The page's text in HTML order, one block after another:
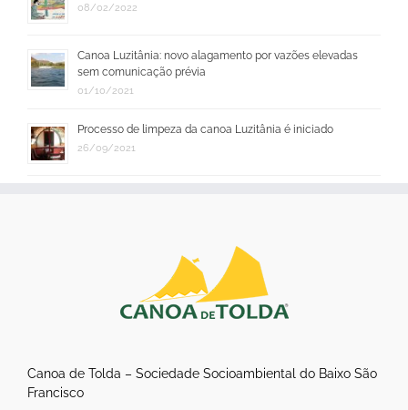
08/02/2022
Canoa Luzitânia: novo alagamento por vazões elevadas
sem comunicação prévia
01/10/2021
Processo de limpeza da canoa Luzitânia é iniciado
26/09/2021
Canoa de Tolda – Sociedade Socioambiental do Baixo São
Francisco